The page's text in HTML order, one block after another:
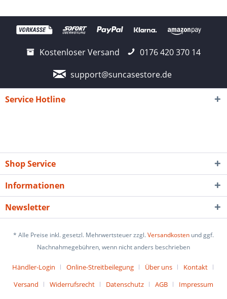
Kostenloser Versand
0176 420 370 14
support@suncasestore.de
Service Hotline
Shop Service
Informationen
Newsletter
* Alle Preise inkl. gesetzl. Mehrwertsteuer zzgl.Versandkosten und ggf.
Nachnahmegebühren, wenn nicht anders beschrieben
Händler-Login Online-Streitbeilegung Über uns
Kontakt
Versand
Widerrufsrecht Datenschutz AGB Impressum